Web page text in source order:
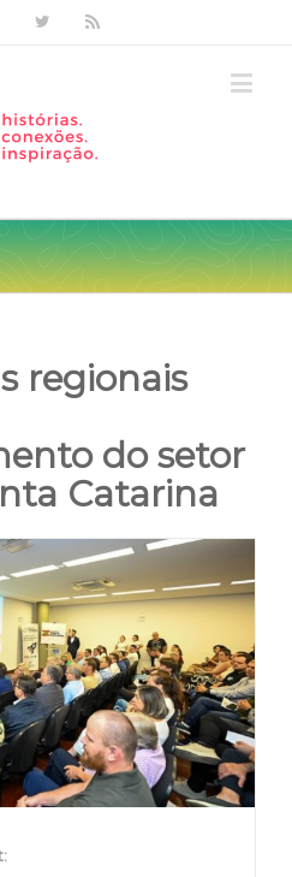
Twitter
regionais
do setor
Catarina